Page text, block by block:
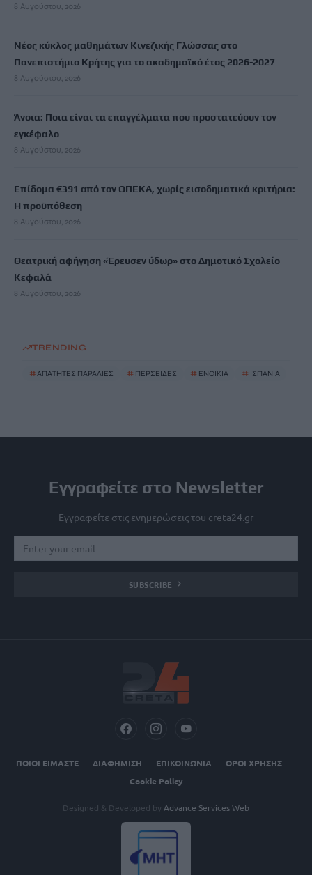
8 Αυγούστου, 2026
Νέος κύκλος μαθημάτων Κινεζικής Γλώσσας στο
Πανεπιστήμιο Κρήτης για το ακαδημαϊκό έτος 2026-2027
8 Αυγούστου, 2026
Άνοια: Ποια είναι τα επαγγέλματα που προστατεύουν τον
εγκέφαλο
8 Αυγούστου, 2026
Επίδομα €391 από τον ΟΠΕΚΑ, χωρίς εισοδηματικά κριτήρια:
Η προϋπόθεση
8 Αυγούστου, 2026
Θεατρική αφήγηση «Έρευσεν ύδωρ» στο Δημοτικό Σχολείο
Κεφαλά
8 Αυγούστου, 2026
TRENDING
#ΑΠΑΤΗΤΕΣ ΠΑΡΑΛΙΕΣ # ΠΕΡΣΕΙΔΕΣ # ΕΝΟΙΚΙΑ # ΙΣΠΑΝΙΑ
Εγγραφείτε στο Newsletter
Εγγραφείτε στις ενημερώσεις του creta24.gr
SUBSCRIBE
ΠΟΙΟΙ ΕΙΜΑΣΤΕ ΔΙΑΦΗΜΙΣΗ ΕΠΙΚΟΙΝΩΝΙΑ
ΟΡΟΙ ΧΡΗΣΗΣ
Cookie Policy
Designed & Developed by Advance Services Web